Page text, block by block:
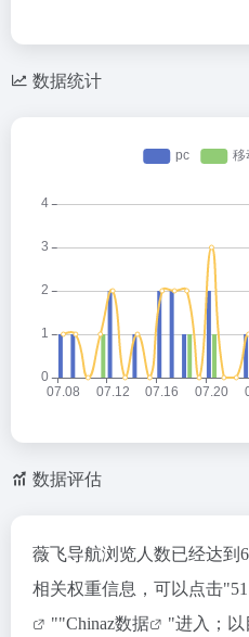
数据统计
数据评估
薇飞导航浏览人数已经达到
相关权重信息，可以点击"
""Chinaz数据
"进入；以